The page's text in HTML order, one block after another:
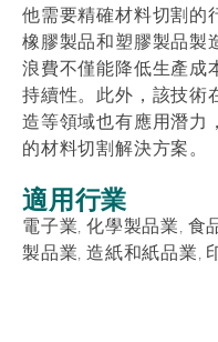
他需要精確材料切割的
橡膠製品和塑膠製品製
浪費不僅能降低生產成
持續性。此外，該技術
造等領域也有應用潛力
的材料切割解決方案。
適用行業
電子業, 化學製品業, 食
製品業, 造紙和紙品業,